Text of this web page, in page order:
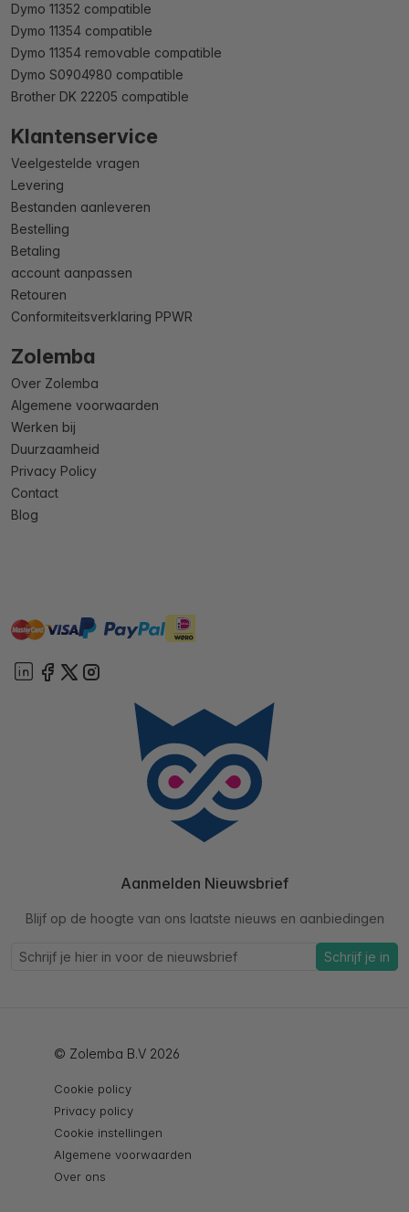
Dymo 11352 compatible
Dymo 11354 compatible
Dymo 11354 removable compatible
Dymo S0904980 compatible
Brother DK 22205 compatible
Klantenservice
Veelgestelde vragen
Levering
Bestanden aanleveren
Bestelling
Betaling
account aanpassen
Retouren
Conformiteitsverklaring PPWR
Zolemba
Over Zolemba
Algemene voorwaarden
Werken bij
Duurzaamheid
Privacy Policy
Contact
Blog
mastervisa paypal ideal
Aanmelden Nieuwsbrief
Blijf op de hoogte van ons laatste nieuws en aanbiedingen
Schrijf je in
© Zolemba B.V 2026
Cookie policy
Privacy policy
Cookie instellingen
Algemene voorwaarden
Over ons